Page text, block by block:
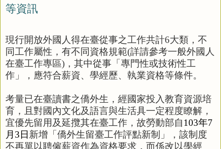
等資訊
現行開放外國人得在臺從事之工作共計6大類，不
同工作屬性，有不同資格規範(詳請參考一般外國人
在臺工作專區) ，其中從事「專門性或技術性工
作」，應符合薪資、學經歷、執業資格等條件。
考量已在臺讀書之僑外生，經國家投入教育資源培
育，且對國內文化及語言與生活具一定程度瞭解，
宜優先留用及延攬其在臺工作，故勞動部自103年7
月3日新增「僑外生留臺工作評點新制」，該制度
不再單以聘僱薪資作為資格要求，而係改以學經